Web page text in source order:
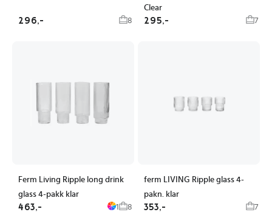
296,- 8
Clear
295,- 7
Ferm Living Ripple long drink
glass 4-pakk klar
463,- 1 8
ferm LIVING Ripple glass 4-
pakn. klar
353,- 7